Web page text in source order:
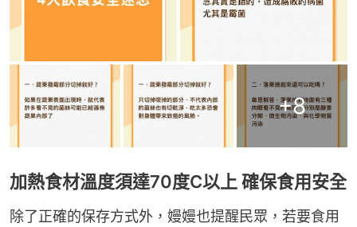
+8
加熱食材溫度須達70度C以上 確保食用安全
除了正確的保存方式外，嫚嫚也提醒民眾，若要食用